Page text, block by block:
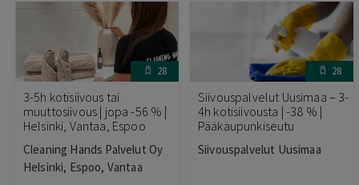
28
3-5h kotisiivous tai
muuttosiivous | jopa -56 % |
Helsinki, Vantaa, Espoo
Cleaning Hands Palvelut Oy
Helsinki, Espoo, Vantaa
28
Siivouspalvelut Uusimaa – 3-
4h kotisiivousta | -38 % |
Pääkaupunkiseutu
Siivouspalvelut Uusimaa